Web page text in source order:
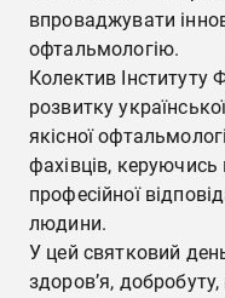
впроваджувати
офтальмологію.
Колектив
розвитку
якісної
фахівців,
професійної
людини.
У цей святковий
здоров’я,